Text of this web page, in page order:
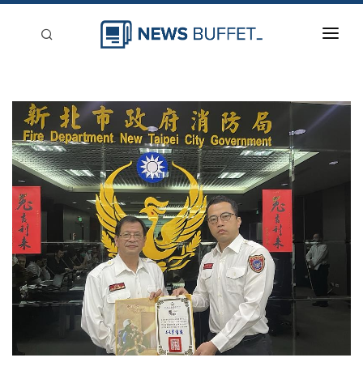
新聞稿分類
登入
刊登